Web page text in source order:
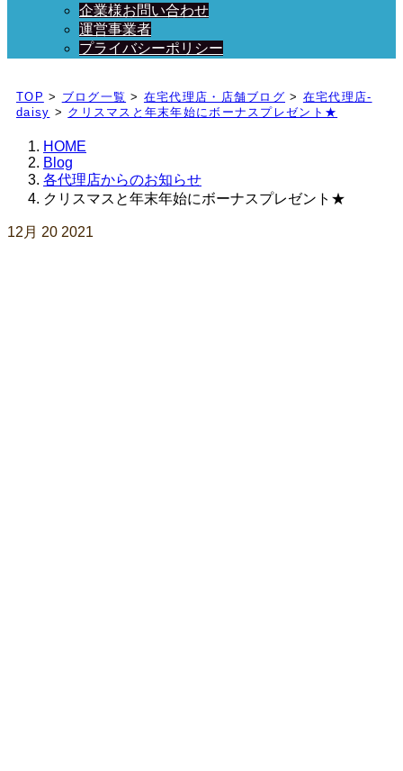
企業様お問い合わせ
運営事業者
プライバシーポリシー
日々、ブログを更新中！
TOP > ブログ一覧 > 在宅代理店・店舗ブログ > 在宅代理店-
daisy > クリスマスと年末年始にボーナスプレゼント★
HOME
Blog
各代理店からのお知らせ
クリスマスと年末年始にボーナスプレゼント★
12月 20 2021